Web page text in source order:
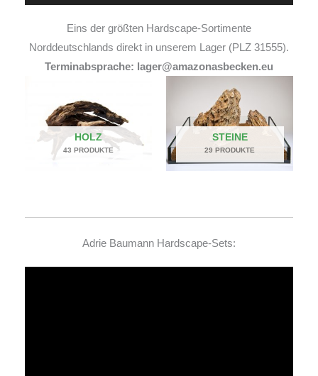
Eins der größten Hardscape-Sortimente
Norddeutschlands direkt in unserem Lager (PLZ 31555).
Terminabsprache: lager@amazonasbecken.eu
HOLZ
43 PRODUKTE
STEINE
29 PRODUKTE
Adrie Baumann Hardscape-Sets: